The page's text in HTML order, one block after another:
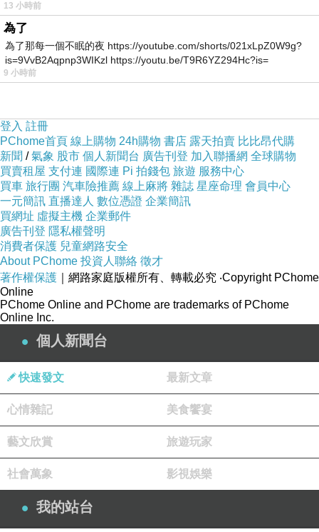
號的6首交響曲，都沒有使用單簧管，而在本99
號
曲」中，除了第102號外的5曲，都使用單簧管。
這首第99號，是海頓開始使用單簧管的第1首交
交響曲第99號共有4個樂章:
第1樂章慢板—很活潑(Adagio – Vivace assai
降E大調，2/2拍子—4/4拍子，奏鳴曲式。
這樂章的序奏共有14小節，雖然不很長，卻包含
許多複雜的調性。音樂一開始就
然後是e小調與c
弦的延長音結束序奏 。然後
渡到很活潑的第1主題。
此樂章採用 奏鳴曲式，但變動常規不少。發展
1主題過後出現的，不是第2主題。真正的第二主
題由小提琴和獨奏單簧管奏出，之後整個呈示部
迅速結束。經發展部而達再現部。在再現部裏，
許多在呈示部出現的音樂被刪除。尾聲部主要由
第1主題形成
第2樂章慢板(Adagio) G大調，3/4拍子，奏鳴曲
式。
這樂章 號交響曲的慢板樂章
子呈現出讚美詩般的主題。第
樂呼應著呈現
13 小時前
為了
為了那每一個不眠的夜 https://youtube.com/shorts/021xLpZ0W9g?
is=9VvB2Aqpnp3WIKzl https://youtu.be/T9R6YZ294Hc?is=
9 小時前
登入 註冊
PChome首頁 線上購物 24h購物 書店 露天拍賣 比比昂代購
新聞 /氣象 股市 個人新聞台 廣告刊登 加入聯播網 全球購物
買賣租屋 支付連 國際連 Pi 拍錢包 旅遊 服務中心
買車 旅行團 汽車險推薦 線上麻將 雜誌 星座命理 會員中心
一元簡訊 直播達人 數位憑證 企業簡訊
買網址 虛擬主機 企業郵件
廣告刊登 隱私權聲明
消費者保護 兒童網路安全
About PChome 投資人聯絡 徵才
著作權保護 ｜網路家庭版權所有、轉載必究 ‧Copyright PChome
Online
PChome Online and PChome are trademarks of PChome
Online Inc.
個人新聞台
快速發文 最新文章
心情雜記 美食饗宴
藝文欣賞 旅遊玩家
社會萬象 影視娛樂
我的站台